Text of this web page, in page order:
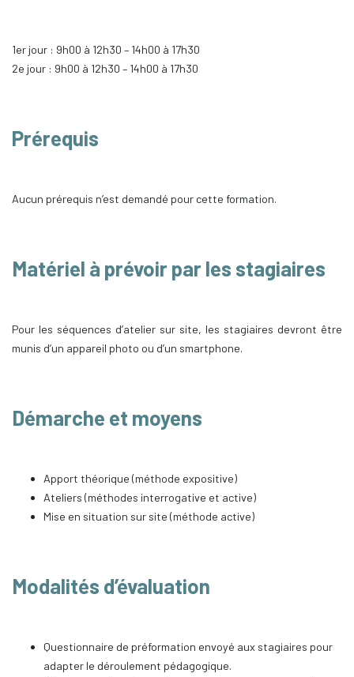
1er jour : 9h00 à 12h30 – 14h00 à 17h30
2e jour : 9h00 à 12h30 – 14h00 à 17h30
Prérequis
Aucun prérequis n’est demandé pour cette formation.
Matériel à prévoir par les stagiaires
Pour les séquences d’atelier sur site, les stagiaires devront être
munis d’un appareil photo ou d’un smartphone.
Démarche et moyens
Apport théorique (méthode expositive)
Ateliers (méthodes interrogative et active)
Mise en situation sur site (méthode active)
Modalités d’évaluation
Questionnaire de préformation envoyé aux stagiaires pour
adapter le déroulement pédagogique.